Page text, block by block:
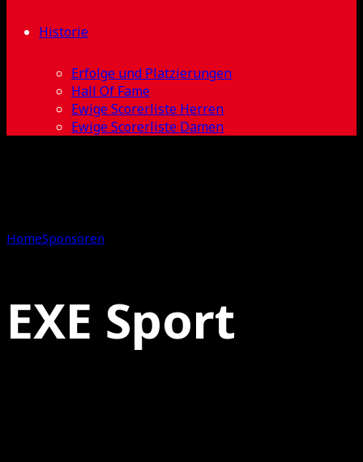
Historie
Erfolge und Platzierungen
Hall Of Fame
Ewige Scorerliste Herren
Ewige Scorerliste Damen
HomeSponsoren
EXE Sport